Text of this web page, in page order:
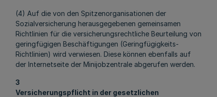
(4) Auf die von den Spitzenorganisationen der
Sozialversicherung herausgegebenen gemeinsamen
Richtlinien für die versicherungsrechtliche Beurteilung von
geringfügigen Beschäftigungen (Geringfügigkeits-
Richtlinien) wird verwiesen. Diese können ebenfalls auf
der Internetseite der Minijobzentrale abgerufen werden.
3
Versicherungspflicht in der gesetzlichen